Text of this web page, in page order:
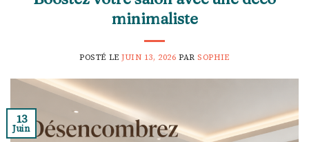
minimaliste
POSTÉ LEJUIN 13, 2026 PARSOPHIE
13
Juin